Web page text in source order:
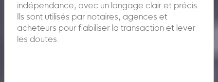
indépendance, avec un langage clair et précis.
Ils sont utilisés par notaires, agences et
acheteurs pour fiabiliser la transaction et lever
les doutes.